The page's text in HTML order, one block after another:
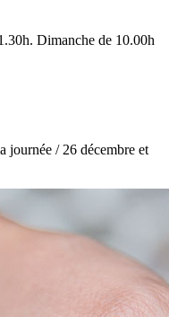
Dimanche de 10.00h
journée / 26 décembre et